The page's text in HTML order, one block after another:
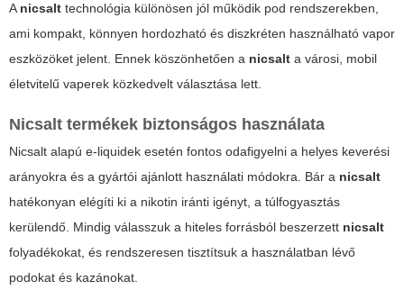
A nicsalt technológia különösen jól működik pod rendszerekben,
ami kompakt, könnyen hordozható és diszkréten használható vapor
eszközöket jelent. Ennek köszönhetően a nicsalt a városi, mobil
életvitelű vaperek közkedvelt választása lett.
Nicsalt termékek biztonságos használata
Nicsalt alapú e-liquidek esetén fontos odafigyelni a helyes keverési
arányokra és a gyártói ajánlott használati módokra. Bár a nicsalt
hatékonyan elégíti ki a nikotin iránti igényt, a túlfogyasztás
kerülendő. Mindig válasszuk a hiteles forrásból beszerzett nicsalt
folyadékokat, és rendszeresen tisztítsuk a használatban lévő
podokat és kazánokat.